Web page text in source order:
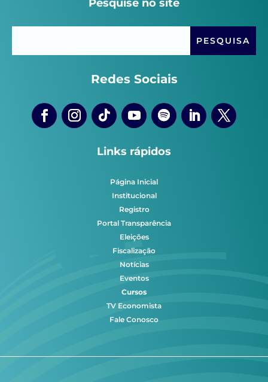
Pesquise no site
Redes Sociais
Links rápidos
Página Inicial
Institucional
Registro
Portal Transparência
Eleições
Fiscalização
Notícias
Eventos
Cursos
TV Economista
Fale Conosco